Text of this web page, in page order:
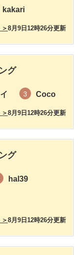
kakari
8月9日12時26分更新
＞
グ
3 Coco
8月9日12時26分更新
＞
グ
hal39
8月9日12時26分更新
＞